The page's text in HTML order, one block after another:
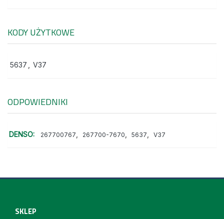
KODY UŻYTKOWE
5637 V37
ODPOWIEDNIKI
DENSO: 267700767 267700-7670 5637 V37
SKLEP